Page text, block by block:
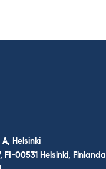
Helsinki
FI-00531 Helsinki, Finlanda